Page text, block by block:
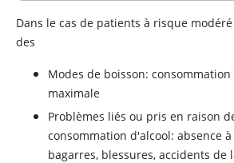
Dans le cas de patients à risque
des
Modes de boisson:
maximale
Problèmes liés ou pris en raison
consommation d'alcool: absence à
bagarres, blessures, accidents de